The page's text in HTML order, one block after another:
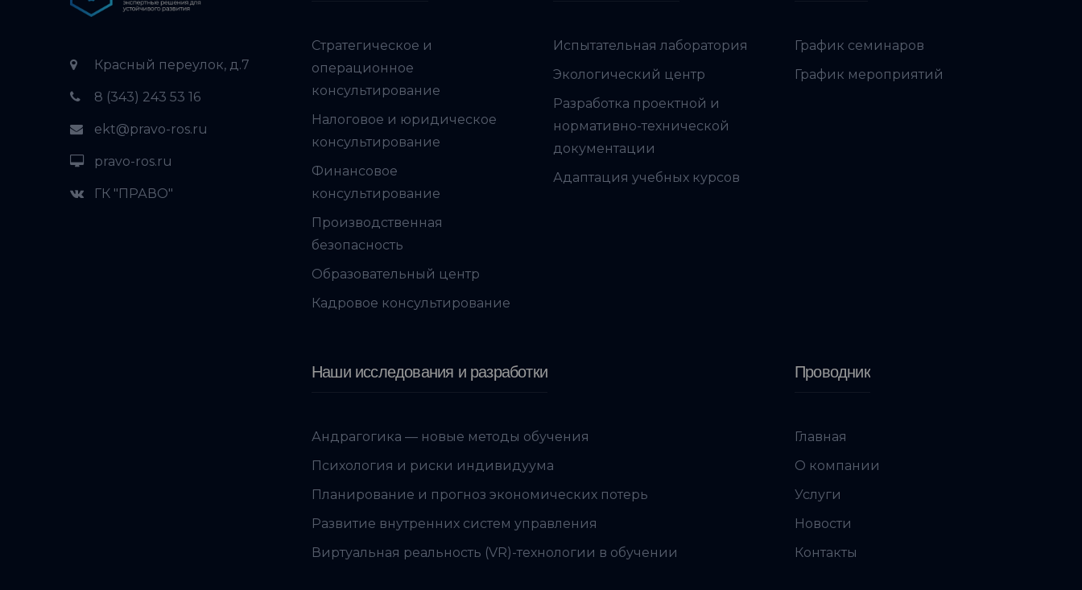
Красный переулок, д.7
8 (343) 243 53 16
ekt@pravo-ros.ru
pravo-ros.ru
ГК "ПРАВО"
Стратегическое и
операционное
консультирование
Налоговое и юридическое
консультирование
Финансовое
консультирование
Производственная
безопасность
Образовательный центр
Кадровое консультирование
Испытательная лаборатория
Экологический центр
Разработка проектной и
нормативно-технической
документации
Адаптация учебных курсов
График семинаров
График мероприятий
Наши исследования и разработки
Андрагогика — новые методы обучения
Психология и риски индивидуума
Планирование и прогноз экономических потерь
Развитие внутренних систем управления
Виртуальная реальность (VR)-технологии в обучении
Проводник
Главная
О компании
Услуги
Новости
Контакты